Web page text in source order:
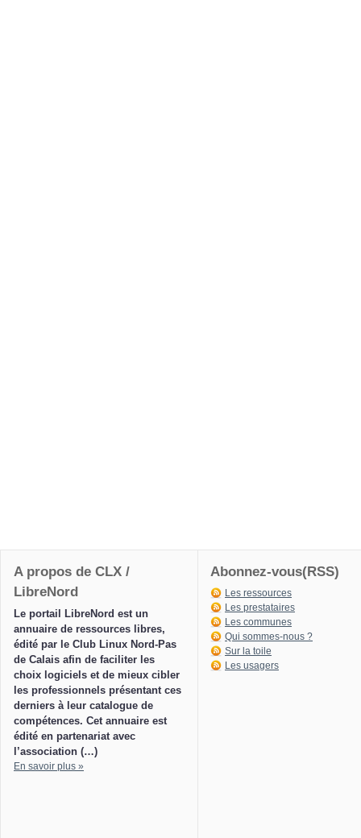
A propos de CLX /
LibreNord
Le portail LibreNord est un
annuaire de ressources libres,
édité par le Club Linux Nord-Pas
de Calais afin de faciliter les
choix logiciels et de mieux cibler
les professionnels présentant ces
derniers à leur catalogue de
compétences. Cet annuaire est
édité en partenariat avec
l’association (…)
En savoir plus »
Abonnez-vous(RSS)
Les ressources
Les prestataires
Les communes
Qui sommes-nous ?
Sur la toile
Les usagers